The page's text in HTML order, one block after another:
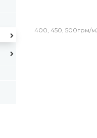
400, 450, 500грм/